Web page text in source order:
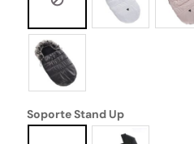
Soporte Stand Up